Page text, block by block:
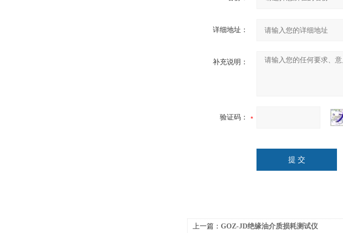
详细地址：
补充说明：
验证码：
上一篇： GOZ-JD绝缘油介质损耗测试仪